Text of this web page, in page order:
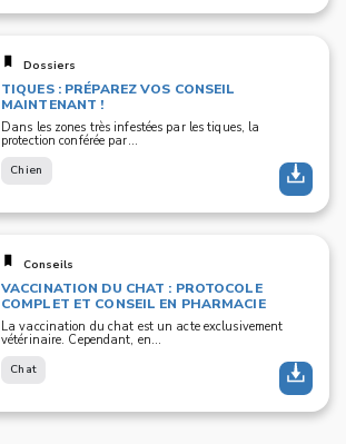
Dossiers
TIQUES : PRÉPAREZ VOS CONSEIL
MAINTENANT !
Dans les zones très infestées par les tiques, la
protection conférée par...
Chien
Conseils
VACCINATION DU CHAT : PROTOCOLE
COMPLET ET CONSEIL EN PHARMACIE
La vaccination du chat est un acte exclusivement
vétérinaire. Cependant, en...
Chat